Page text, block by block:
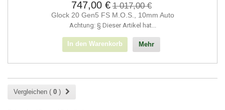
747,00 € 1 017,00 €
Glock 20 Gen5 FS M.O.S., 10mm Auto
Achtung: § Dieser Artikel hat...
In den Warenkorb Mehr
Vergleichen ( 0 )